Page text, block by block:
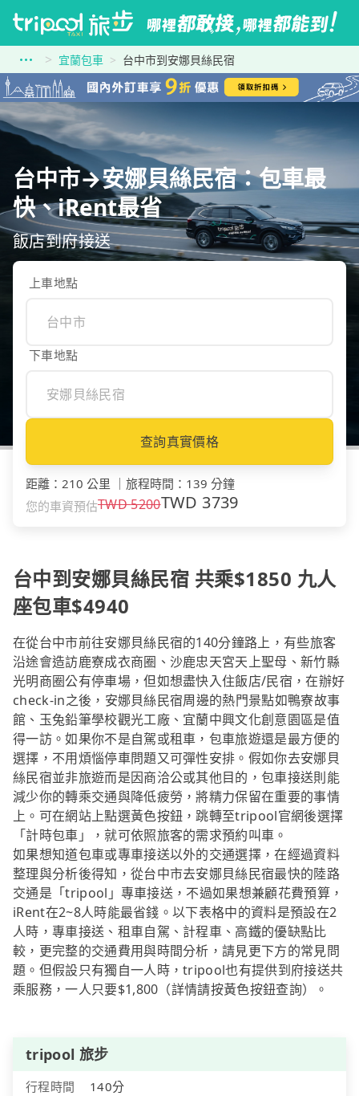
宜蘭包車 台中市到安娜貝絲民宿
台中市→安娜貝絲民宿：包車最
快、iRent最省
飯店到府接送
上車地點
下車地點
查詢真實價格
距離 ： 210 公里 旅程時間 ： 139 分鐘
您的車資預估TWD5200TWD 3739
台中到安娜貝絲民宿 共乘$1850 九人
座包車$4940
在從台中市前往安娜貝絲民宿的140分鐘路上，有些旅客
沿途會造訪鹿寮成衣商圈、沙鹿忠天宮天上聖母、新竹縣
光明商圈公有停車場，但如想盡快入住飯店/民宿，在辦好
check-in之後，安娜貝絲民宿周邊的熱門景點如鴨寮故事
館、玉兔鉛筆學校觀光工廠、宜蘭中興文化創意園區是值
得一訪。如果你不是自駕或租車，包車旅遊還是最方便的
選擇，不用煩惱停車問題又可彈性安排。假如你去安娜貝
絲民宿並非旅遊而是因商洽公或其他目的，包車接送則能
減少你的轉乘交通與降低疲勞，將精力保留在重要的事情
上。可在網站上點選黃色按鈕，跳轉至tripool官網後選擇
「計時包車」，就可依照旅客的需求預約叫車。
如果想知道包車或專車接送以外的交通選擇，在經過資料
整理與分析後得知，從台中市去安娜貝絲民宿最快的陸路
交通是「tripool」專車接送，不過如果想兼顧花費預算，
iRent在2~8人時能最省錢。以下表格中的資料是預設在2
人時，專車接送、租車自駕、計程車、高鐵的優缺點比
較，更完整的交通費用與時間分析，請見更下方的常見問
題。但假設只有獨自一人時，tripool也有提供到府接送共
乘服務，一人只要$1,800（詳情請按黃色按鈕查詢）。
tripool 旅步
行程時間
140分